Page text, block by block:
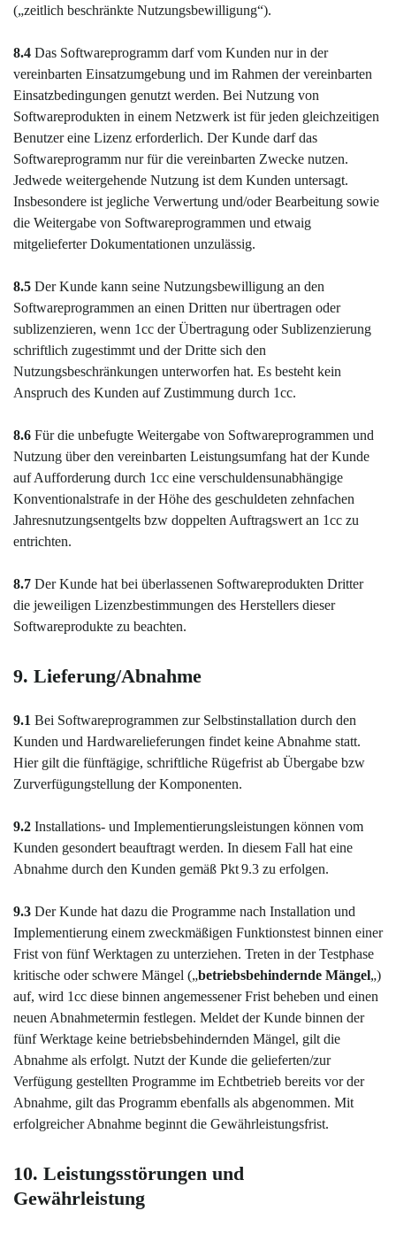
(„zeitlich beschränkte Nutzungsbewilligung“).
8.4 Das Softwareprogramm darf vom Kunden nur in der
vereinbarten Einsatzumgebung und im Rahmen der vereinbarten
Einsatzbedingungen genutzt werden. Bei Nutzung von
Softwareprodukten in einem Netzwerk ist für jeden gleichzeitigen
Benutzer eine Lizenz erforderlich. Der Kunde darf das
Softwareprogramm nur für die vereinbarten Zwecke nutzen.
Jedwede weitergehende Nutzung ist dem Kunden untersagt.
Insbesondere ist jegliche Verwertung und/oder Bearbeitung sowie
die Weitergabe von Softwareprogrammen und etwaig
mitgelieferter Dokumentationen unzulässig.
8.5 Der Kunde kann seine Nutzungsbewilligung an den
Softwareprogrammen an einen Dritten nur übertragen oder
sublizenzieren, wenn 1cc der Übertragung oder Sublizenzierung
schriftlich zugestimmt und der Dritte sich den
Nutzungsbeschränkungen unterworfen hat. Es besteht kein
Anspruch des Kunden auf Zustimmung durch 1cc.
8.6 Für die unbefugte Weitergabe von Softwareprogrammen und
Nutzung über den vereinbarten Leistungsumfang hat der Kunde
auf Aufforderung durch 1cc eine verschuldensunabhängige
Konventionalstrafe in der Höhe des geschuldeten zehnfachen
Jahresnutzungsentgelts bzw doppelten Auftragswert an 1cc zu
entrichten.
8.7 Der Kunde hat bei überlassenen Softwareprodukten Dritter
die jeweiligen Lizenzbestimmungen des Herstellers dieser
Softwareprodukte zu beachten.
9. Lieferung/Abnahme
9.1 Bei Softwareprogrammen zur Selbstinstallation durch den
Kunden und Hardwarelieferungen findet keine Abnahme statt.
Hier gilt die fünftägige, schriftliche Rügefrist ab Übergabe bzw
Zurverfügungstellung der Komponenten.
9.2 Installations- und Implementierungsleistungen können vom
Kunden gesondert beauftragt werden. In diesem Fall hat eine
Abnahme durch den Kunden gemäß Pkt9.3 zu erfolgen.
9.3 Der Kunde hat dazu die Programme nach Installation und
Implementierung einem zweckmäßigen Funktionstest binnen einer
Frist von fünf Werktagen zu unterziehen. Treten in der Testphase
kritische oder schwere Mängel („betriebsbehindernde Mängel„)
auf, wird 1cc diese binnen angemessener Frist beheben und einen
neuen Abnahmetermin festlegen. Meldet der Kunde binnen der
fünf Werktage keine betriebsbehindernden Mängel, gilt die
Abnahme als erfolgt. Nutzt der Kunde die gelieferten/zur
Verfügung gestellten Programme im Echtbetrieb bereits vor der
Abnahme, gilt das Programm ebenfalls als abgenommen. Mit
erfolgreicher Abnahme beginnt die Gewährleistungsfrist.
10. Leistungsstörungen und
Gewährleistung